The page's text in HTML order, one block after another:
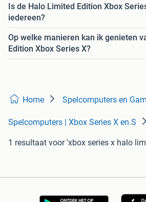
Is de Halo Limited Edition Xbox
iedereen?
Op welke manieren kan ik genieten
Edition Xbox Series X?
Home Spelcomputers en
Spelcomputers | Xbox Series X en S
1 resultaat voor 'xbox series x halo